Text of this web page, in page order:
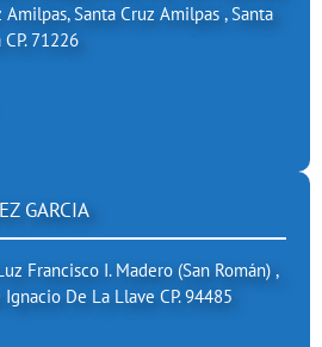
Santa Cruz Amilpas , Santa
71226
GARCIA
Francisco I. Madero (san Román) ,
De La Llave CP. 94485